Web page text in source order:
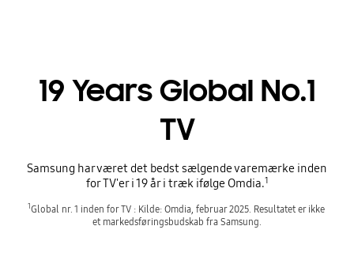
19 Years Global No.1
TV
Samsung har været det bedst sælgende varemærke inden
for TV'er i 19 år i træk ifølge Omdia.1
1Global nr. 1 inden for TV : Kilde: Omdia, februar 2025. Resultatet er ikke
et markedsføringsbudskab fra Samsung.